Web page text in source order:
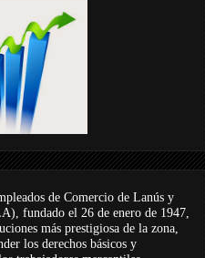
de Comercio de Lanús y
fundado el 26 de enero de 1947,
más prestigiosa de la zona,
los derechos básicos y